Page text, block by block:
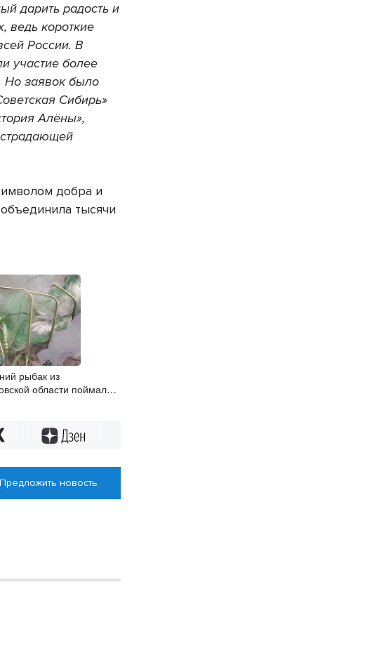
дарить радость и
ведь короткие
России. В
участие более
Но заявок было
Сибирь»
Алёны»,
добра и
тысячи
рыбак из
области поймал в
Предложить новость